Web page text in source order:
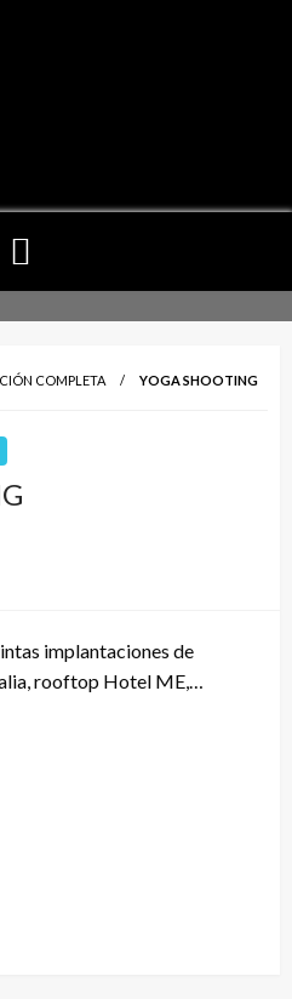
COMPLETA YOGA SHOOTING
implantaciones de
rooftop Hotel ME,…